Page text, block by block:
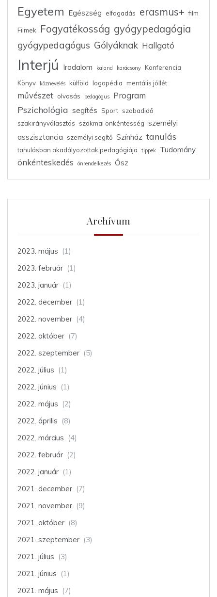
Egyetem Egészség elfogadás erasmus+ film
Filmek Fogyatékosság gyógypedagógia
gyógypedagógus Gólyáknak Hallgató
Interjú Irodalom kaland karácsony
Konferencia
Könyv
köznevelés külföld logopédia mentális jóllét
művészet olvasás pedagógus Program
Pszichológia segítés Sport szabadidő
szakirányválasztás
szakmai önkéntesség személyi
asszisztancia
személyi segítő Színház tanulás
tanulásban akadályozottak pedagógiája tippek Tudomány
önkénteskedés önrendelkezés Ősz
Archívum
2023. május (1)
2023. február (1)
2023. január (1)
2022. december (1)
2022. november (4)
2022. október (7)
2022. szeptember (5)
2022. július (1)
2022. június (1)
2022. május (2)
2022. április (8)
2022. március (4)
2022. február (2)
2022. január (1)
2021. december (7)
2021. november (9)
2021. október (8)
2021. szeptember (3)
2021. július (3)
2021. június (1)
2021. május (7)